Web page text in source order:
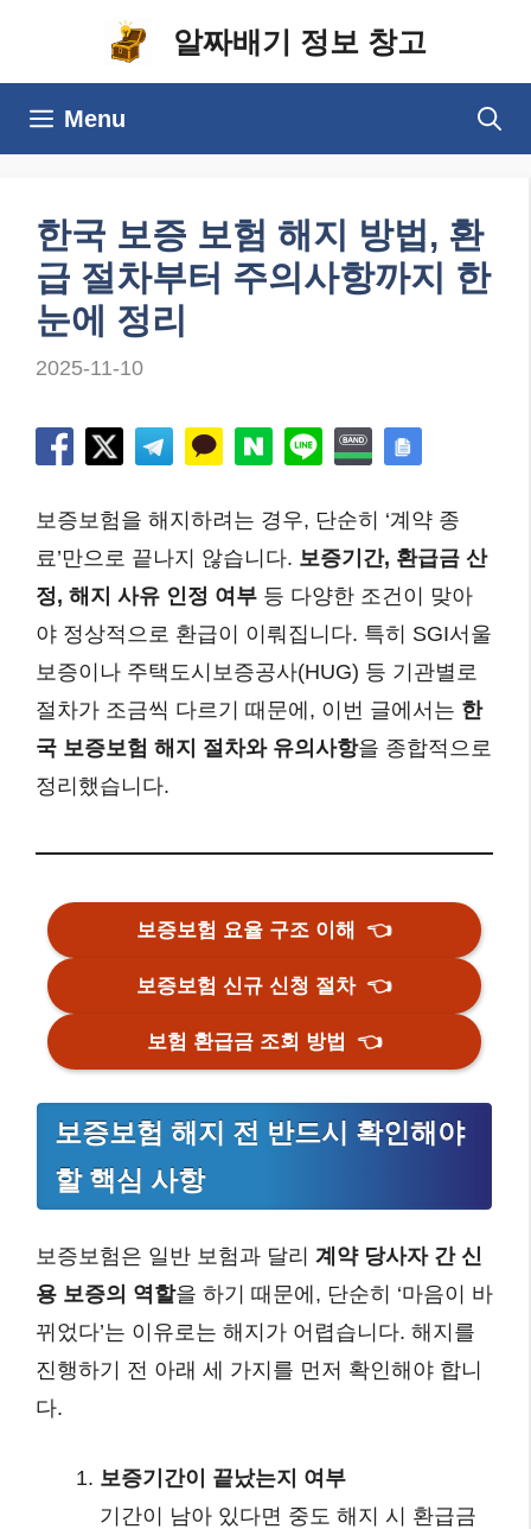
알짜배기 정보 창고
Menu
한국 보증 보험 해지 방법, 환
급 절차부터 주의사항까지 한
눈에 정리
2025-11-10
보증보험을 해지하려는 경우, 단순히 ‘계약 종
료’만으로 끝나지 않습니다. 보증기간, 환급금 산
정, 해지 사유 인정 여부 등 다양한 조건이 맞아
야 정상적으로 환급이 이뤄집니다. 특히 SGI서울
보증이나 주택도시보증공사(HUG) 등 기관별로
절차가 조금씩 다르기 때문에, 이번 글에서는 한
국 보증보험 해지 절차와 유의사항을 종합적으로
정리했습니다.
보증보험 요율 구조 이해👈
보증보험 신규 신청 절차👈
보험 환급금 조회 방법👈
보증보험 해지 전 반드시 확인해야
할 핵심 사항
보증보험은 일반 보험과 달리 계약 당사자 간 신
용 보증의 역할을 하기 때문에, 단순히 ‘마음이 바
뀌었다’는 이유로는 해지가 어렵습니다. 해지를
진행하기 전 아래 세 가지를 먼저 확인해야 합니
다.
보증기간이 끝났는지 여부
기간이 남아 있다면 중도 해지 시 환급금